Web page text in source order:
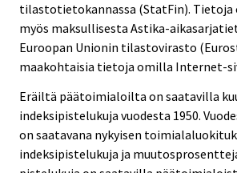
tilastotietokannassa (StatFin). Tietoja
myös maksullisesta Astika-
Euroopan Unionin tilastovirasto
maakohtaisia tietoja omilla Internet-
Eräiltä päätoimialoilta on saatavilla
indeksipistelukuja vuodesta 1950.
on saatavana nykyisen
indeksipistelukuja ja